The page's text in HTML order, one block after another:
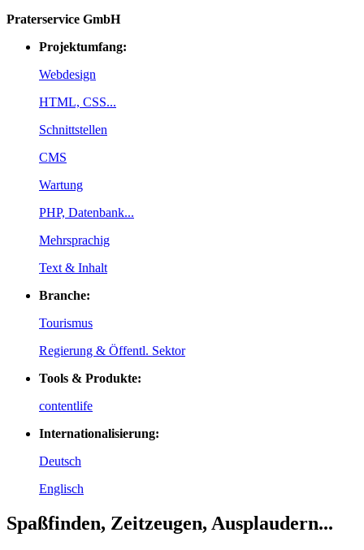
Praterservice GmbH
Projektumfang:
Webdesign
HTML, CSS...
Schnittstellen
CMS
Wartung
PHP, Datenbank...
Mehrsprachig
Text & Inhalt
Branche:
Tourismus
Regierung & Öffentl. Sektor
Tools & Produkte:
contentlife
Internationalisierung:
Deutsch
Englisch
Spaßfinden, Zeitzeugen, Ausplaudern...